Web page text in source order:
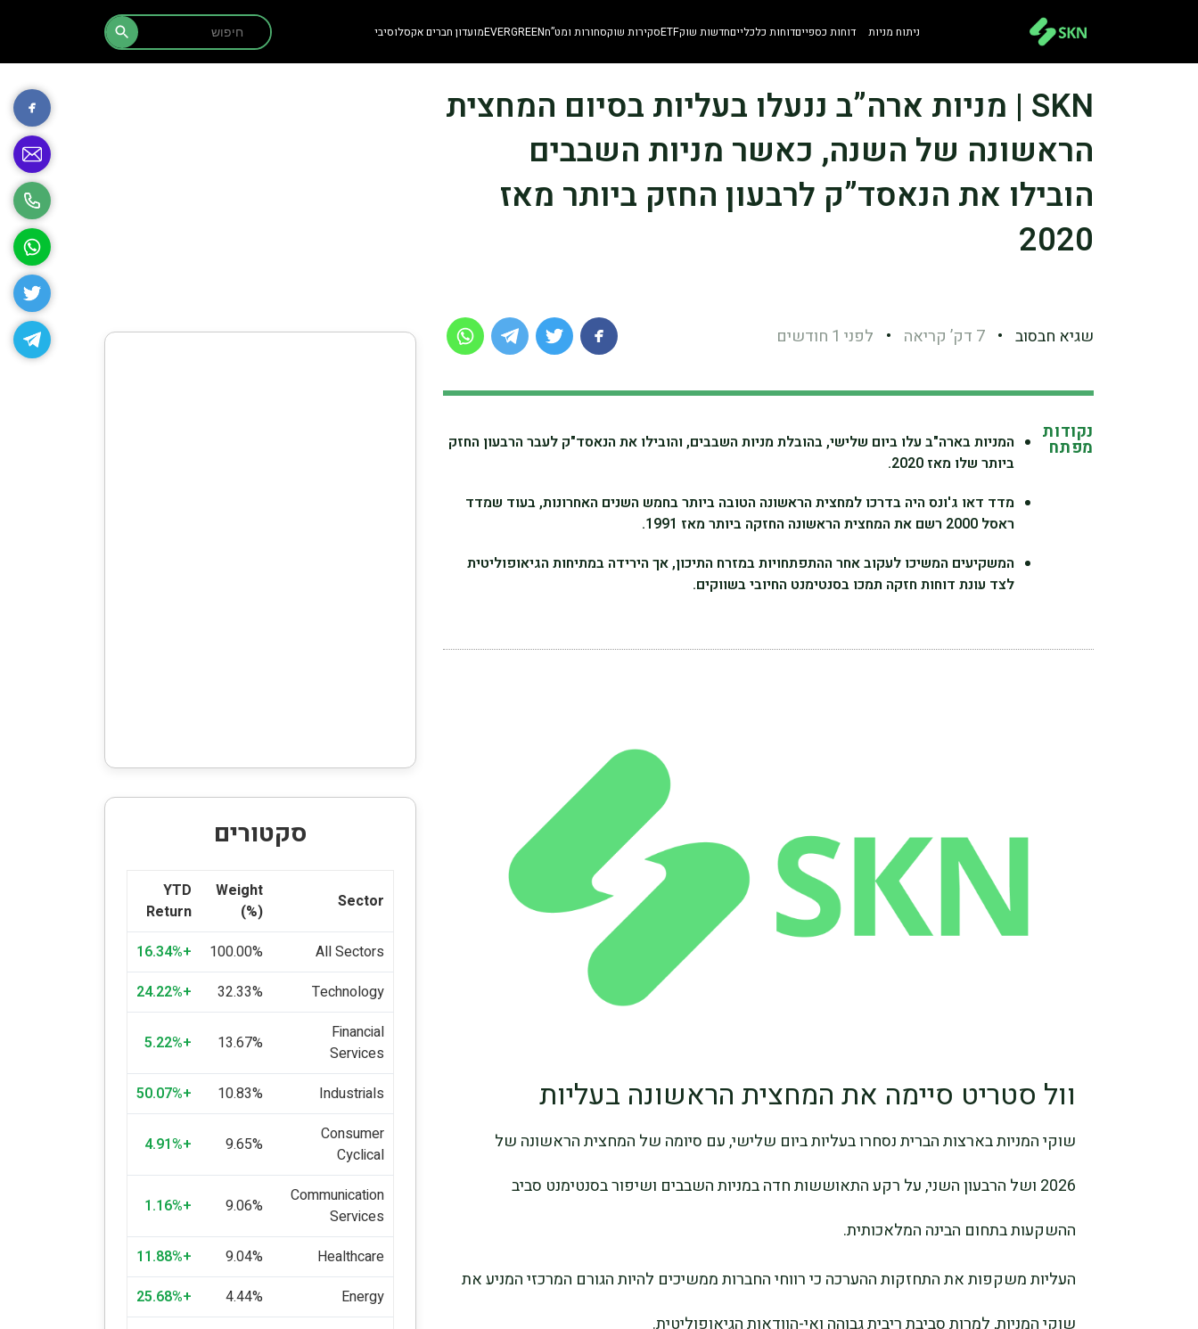
ניתוח מניות דוחות כספייםדוחות כלכלייםחדשות שוקETFסקירות שוקסחורות ומט”חEVERGREENמועדון חברים אקסלוסיבי Search
for:
Search Button
SKN | מניות ארה”ב ננעלו בעליות בסיום המחצית
הראשונה של השנה, כאשר מניות השבבים
הובילו את הנאסד”ק לרבעון החזק ביותר מאז
2020
שגיא חבסוב • 7 דק’ קריאה • לפני 1 חודשים
נקודות
מפתח
המניות בארה"ב עלו ביום שלישי, בהובלת מניות השבבים, והובילו את הנאסד"ק לעבר הרבעון החזק
ביותר שלו מאז 2020.
מדד דאו ג'ונס היה בדרכו למחצית הראשונה הטובה ביותר בחמש השנים האחרונות, בעוד שמדד
ראסל 2000 רשם את המחצית הראשונה החזקה ביותר מאז 1991.
המשקיעים המשיכו לעקוב אחר ההתפתחויות במזרח התיכון, אך הירידה במתיחות הגיאופוליטית
לצד עונת דוחות חזקה תמכו בסנטימנט החיובי בשווקים.
וול סטריט סיימה את המחצית הראשונה בעליות
שוקי המניות בארצות הברית נסחרו בעליות ביום שלישי, עם סיומה של המחצית הראשונה של
2026 ושל הרבעון השני, על רקע התאוששות חדה במניות השבבים ושיפור בסנטימנט סביב
ההשקעות בתחום הבינה המלאכותית.
העליות משקפות את התחזקות ההערכה כי רווחי החברות ממשיכים להיות הגורם המרכזי המניע את
שוקי המניות, למרות סביבת ריבית גבוהה ואי-הוודאות הגיאופוליטית.
סקטורים
Sector
Weight
(%)
YTD
Return
All Sectors
100.00%
+16.34%
Technology
32.33%
+24.22%
Financial
Services
13.67%
+5.22%
Industrials
10.83%
+50.07%
Consumer
Cyclical
9.65%
+4.91%
Communication
Services
9.06%
+1.16%
Healthcare
9.04%
+11.88%
Energy
4.44%
+25.68%